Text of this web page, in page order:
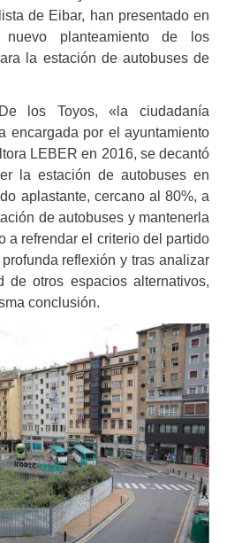
de Eibar, han presentado en
planteamiento de los
la estación de autobuses de
los Toyos, «la ciudadanía
encargada por el ayuntamiento
LEBER en 2016, se decantó
la estación de autobuses en
aplastante, cercano al 80%, a
de autobuses y mantenerla
a refrendar el criterio del partido
reflexión y tras analizar
de otros espacios alternativos,
conclusión.